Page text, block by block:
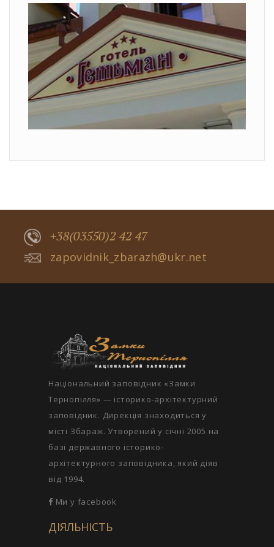
+38(03550)2 42 47
zapovidnik_zbarazh@ukr.net
Національний заповідник «Замки
Тернопілля» — історико-архітектурний
заповідник. Дирекція знаходиться у
місті Збараж. Утворений у січні 2005 на
базі державного історико-
архітектурного заповідника, який діяв
від 1994.
Ми у facebook
ДІЯЛЬНІСТЬ